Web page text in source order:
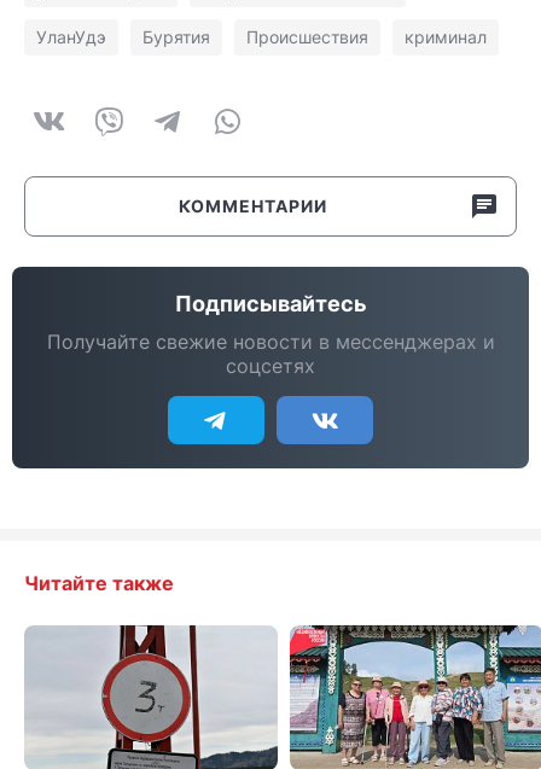
УланУдэ Бурятия Происшествия криминал
КОММЕНТАРИИ
Подписывайтесь
Получайте свежие новости в мессенджерах и
соцсетях
Читайте также